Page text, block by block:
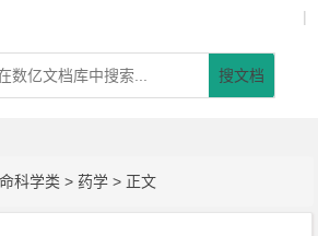
|
搜文档
科学类 > 药学 > 正文